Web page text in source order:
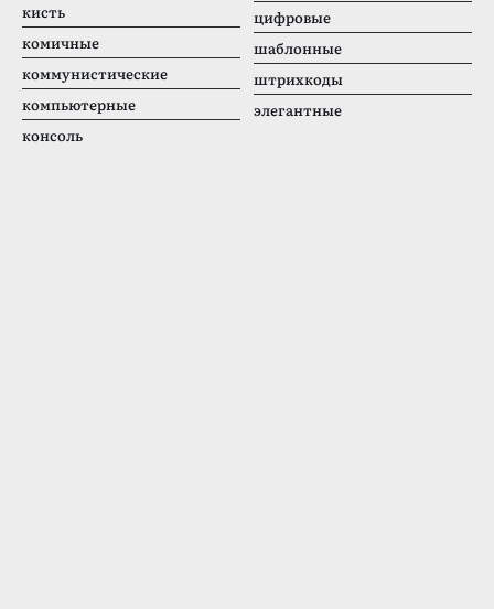
кисть
комичные
коммунистические
компьютерные
консоль
цифровые
шаблонные
штрихкоды
элегантные